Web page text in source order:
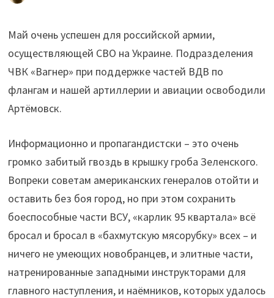
Май очень успешен для российской армии,
осуществляющей СВО на Украине. Подразделения
ЧВК «Вагнер» при поддержке частей ВДВ по
флангам и нашей артиллерии и авиации освободили
Артёмовск.
Информационно и пропагандистски – это очень
громко забитый гвоздь в крышку гроба Зеленского.
Вопреки советам американских генералов отойти и
оставить без боя город, но при этом сохранить
боеспособные части ВСУ, «карлик 95 квартала» всё
бросал и бросал в «бахмутскую мясорубку» всех – и
ничего не умеющих новобранцев, и элитные части,
натренированные западными инструкторами для
главного наступления, и наёмников, которых удалось